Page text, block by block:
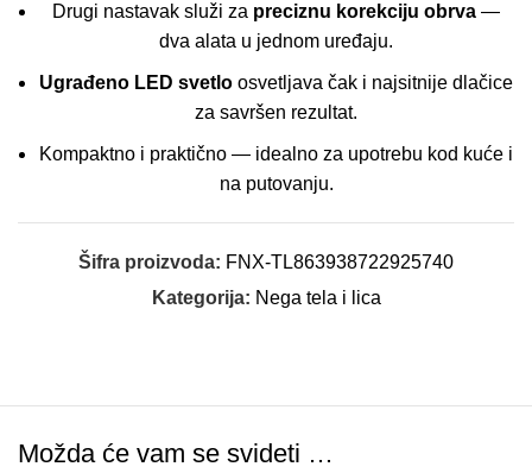
Drugi nastavak služi za preciznu korekciju obrva —
dva alata u jednom uređaju.
Ugrađeno LED svetlo osvetljava čak i najsitnije dlačice
za savršen rezultat.
Kompaktno i praktično — idealno za upotrebu kod kuće i
na putovanju.
Šifra proizvoda: FNX-TL863938722925740
Kategorija: Nega tela i lica
Možda će vam se svideti …